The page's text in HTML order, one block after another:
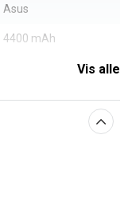
Asus
4400 mAh
Vis alle